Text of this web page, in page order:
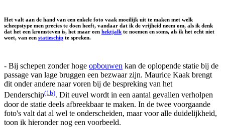
Het valt aan de hand van een enkele foto vaak moeilijk uit te maken met welk
scheepstype men precies te doen heeft, vandaar dat ik de vrijheid neem om, als ik denk
dat het een kromsteven is, het maar een hektjalk te noemen en soms, als ik het echt niet
weet, van een statieschip te spreken.
- Bij schepen zonder hoge opbouwen kan de oplopende statie bij de
passage van lage bruggen een bezwaar zijn. Maurice Kaak brengt
dit onder andere naar voren bij de bespreking van het
Denderschip(1b). Dit euvel wordt in een aantal gevallen verholpen
door de statie deels afbreekbaar te maken. In de twee voorgaande
foto's valt dat al wel te onderscheiden, maar voor alle duidelijkheid,
toon ik hieronder nog een voorbeeld.